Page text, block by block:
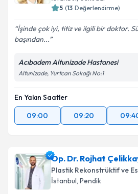
5 (13 Değerlendirme)
İşinde çok iyi, titiz ve ilgili bir doktor.
başından...
Acıbadem Altunizade Hastanesi
Altunizade, Yurtcan Sokağı No:1
En Yakın Saatler
09:00
09:20
Op. Dr. Rojhat
Plastik Rekonstrüktif ve
İstanbul, Pendik